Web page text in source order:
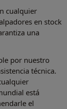
cualquier
en stock
una
por nuestro
técnica.
está
el